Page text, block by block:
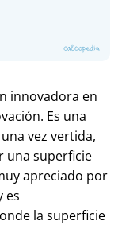
innovadora en
Es una
vez vertida,
una superficie
apreciado por
es
la superficie